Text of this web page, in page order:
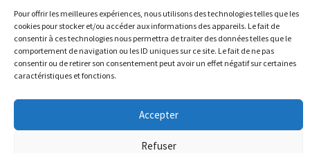
Pour offrir les meilleures expériences, nous utilisons des technologies telles que les
cookies pour stocker et/ou accéder aux informations des appareils. Le fait de
consentir à ces technologies nous permettra de traiter des données telles que le
comportement de navigation ou les ID uniques sur ce site. Le fait de ne pas
consentir ou de retirer son consentement peut avoir un effet négatif sur certaines
caractéristiques et fonctions.
Accepter
Refuser
Bienvenue à Puycapel La municipalité
Actualités
Les bonnes adresses
Contacts & renseignements
Conformité à la loi RGPD